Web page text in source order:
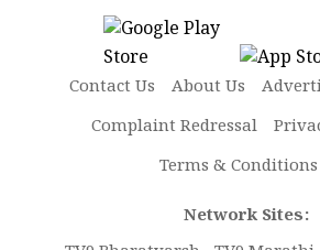
Contact Us About Us
Complaint Redressal
Terms & Conditions
Network Sites: